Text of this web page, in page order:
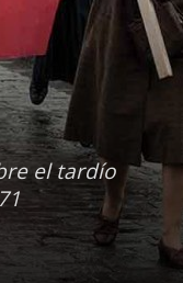
el tardío